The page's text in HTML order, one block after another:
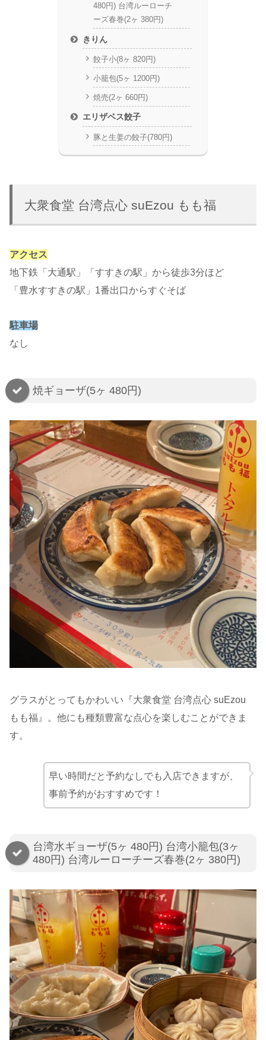
480円) 台湾ルーローチ
ーズ春巻(2ヶ 380円)
きりん
餃子小(8ヶ 820円)
小籠包(5ヶ 1200円)
焼売(2ヶ 660円)
エリザベス餃子
豚と生姜の餃子(780円)
大衆食堂 台湾点心 suEzou もも福
アクセス
地下鉄「大通駅」「すすきの駅」から徒歩3分ほど
「豊水すすきの駅」1番出口からすぐそば
駐車場
なし
焼ギョーザ(5ヶ 480円)
グラスがとってもかわいい『大衆食堂 台湾点心 suEzou
もも福』‪。他にも種類豊富な点心を楽しむことができま
す。
早い時間だと予約なしでも入店できますが、
事前予約がおすすめです！
台湾水ギョーザ(5ヶ 480円) 台湾小籠包(3ヶ
480円) 台湾ルーローチーズ春巻(2ヶ 380円)